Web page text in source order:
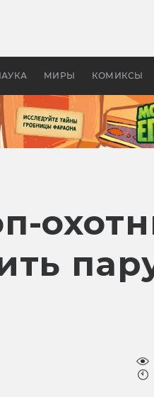
МИРЫ КОМИКСЫ
колец»